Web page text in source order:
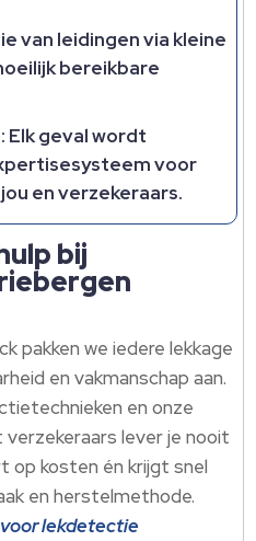
van leidingen via kleine
bereikbare
geval wordt
voor
en verzekeraars.​
bij
pakken we iedere lekkage
en vakmanschap aan.​
en onze
lever je nooit
op kosten én krijgt snel
en herstelmethode.​
lekdetectie